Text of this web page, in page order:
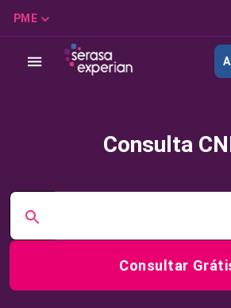
PME
Consulta
Consultar